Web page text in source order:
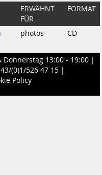
ERWÄHNT
FÜR
FORMAT
photos CD
13:00 - 19:00 |
(0)1/526 47 15 |
Policy